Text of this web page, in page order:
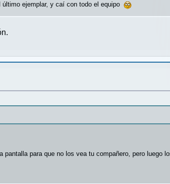
último ejemplar, y caí con todo el equipo
para que no los vea tu compañero, pero luego